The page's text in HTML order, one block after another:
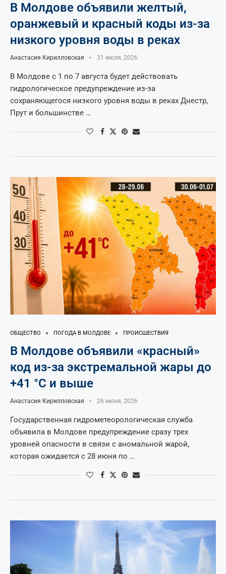
В Молдове объявили желтый,
оранжевый и красный коды из-за
низкого уровня воды в реках
Анастасия Кирилловская 31 июля, 2026
В Молдове с 1 по 7 августа будет действовать
гидрологическое предупреждение из-за
сохраняющегося низкого уровня воды в реках Днестр,
Прут и большинстве …
ОБЩЕСТВО ПОГОДА В МОЛДОВЕ ПРОИСШЕСТВИЯ
В Молдове объявили «красный»
код из-за экстремальной жары до
+41 °C и выше
Анастасия Кирилловская 26 июня, 2026
Государственная гидрометеорологическая служба
объявила в Молдове предупреждение сразу трех
уровней опасности в связи с аномальной жарой,
которая ожидается с 28 июня по …